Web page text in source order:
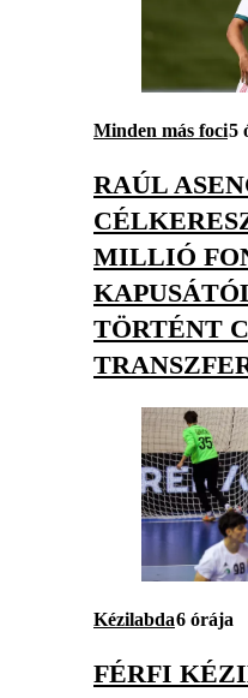
Minden más foci5
RAÚL
MILLIÓ
TÖRTÉNT
Kézilabda6 órája
FÉRFI